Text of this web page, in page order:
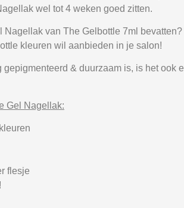
wel tot 4 weken goed zitten.
Nagellak van The Gelbottle 7ml
kleuren wil aanbieden in je salon!
gepigmenteerd & duurzaam is, is het ook
Gel Nagellak:
flesje